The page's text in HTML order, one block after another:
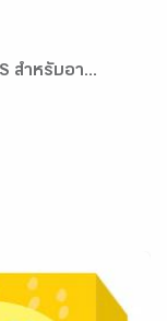
สำหรับอา...